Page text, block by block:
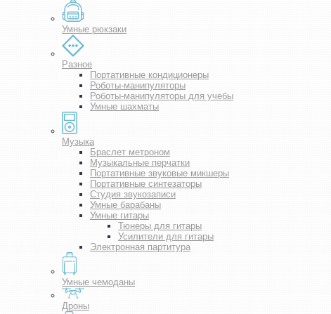
Умные рюкзаки
Разное
Портативные кондиционеры
Роботы-манипуляторы
Роботы-манипуляторы для учебы
Умные шахматы
Музыка
Браслет метроном
Музыкальные перчатки
Портативные звуковые микшеры
Портативные синтезаторы
Студия звукозаписи
Умные барабаны
Умные гитары
Тюнеры для гитары
Усилители для гитары
Электронная партитура
Умные чемоданы
Дроны